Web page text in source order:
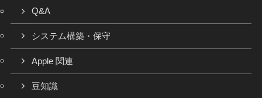
Q&A
システム構築・保守
Apple 関連
豆知識